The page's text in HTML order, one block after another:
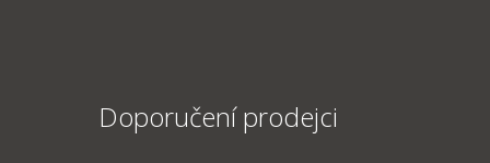
Doporučení prodejci